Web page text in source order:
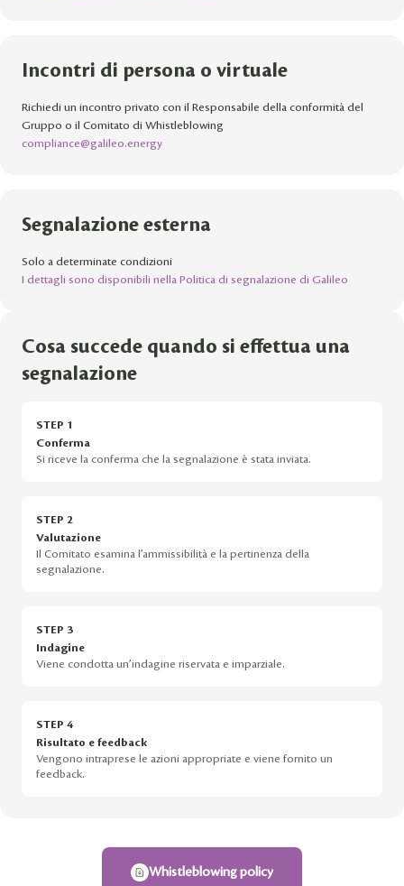
Incontri di persona o virtuale
Richiedi un incontro privato con il Responsabile della conformità del
Gruppo o il Comitato di Whistleblowing
compliance@galileo.energy
Segnalazione esterna
Solo a determinate condizioni
I dettagli sono disponibili nella Politica di segnalazione di Galileo
Cosa succede quando si effettua una
segnalazione
STEP 1
Conferma
Si riceve la conferma che la segnalazione è stata inviata.
STEP 2
Valutazione
Il Comitato esamina l’ammissibilità e la pertinenza della
segnalazione.
STEP 3
Indagine
Viene condotta un’indagine riservata e imparziale.
STEP 4
Risultato e feedback
Vengono intraprese le azioni appropriate e viene fornito un
feedback.
Whistleblowing policy